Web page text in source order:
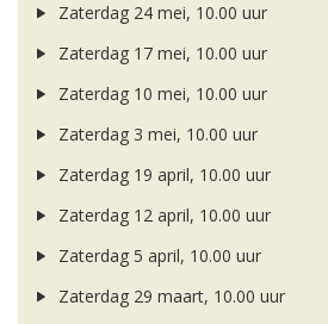
Zaterdag 24 mei, 10.00 uur
Zaterdag 17 mei, 10.00 uur
Zaterdag 10 mei, 10.00 uur
Zaterdag 3 mei, 10.00 uur
Zaterdag 19 april, 10.00 uur
Zaterdag 12 april, 10.00 uur
Zaterdag 5 april, 10.00 uur
Zaterdag 29 maart, 10.00 uur